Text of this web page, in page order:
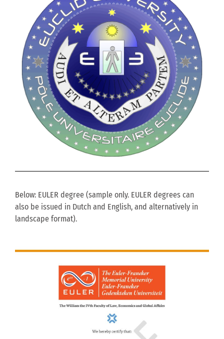
Below: EULER degree (sample only. EULER degrees can
also be issued in Dutch and English, and alternatively in
landscape format).